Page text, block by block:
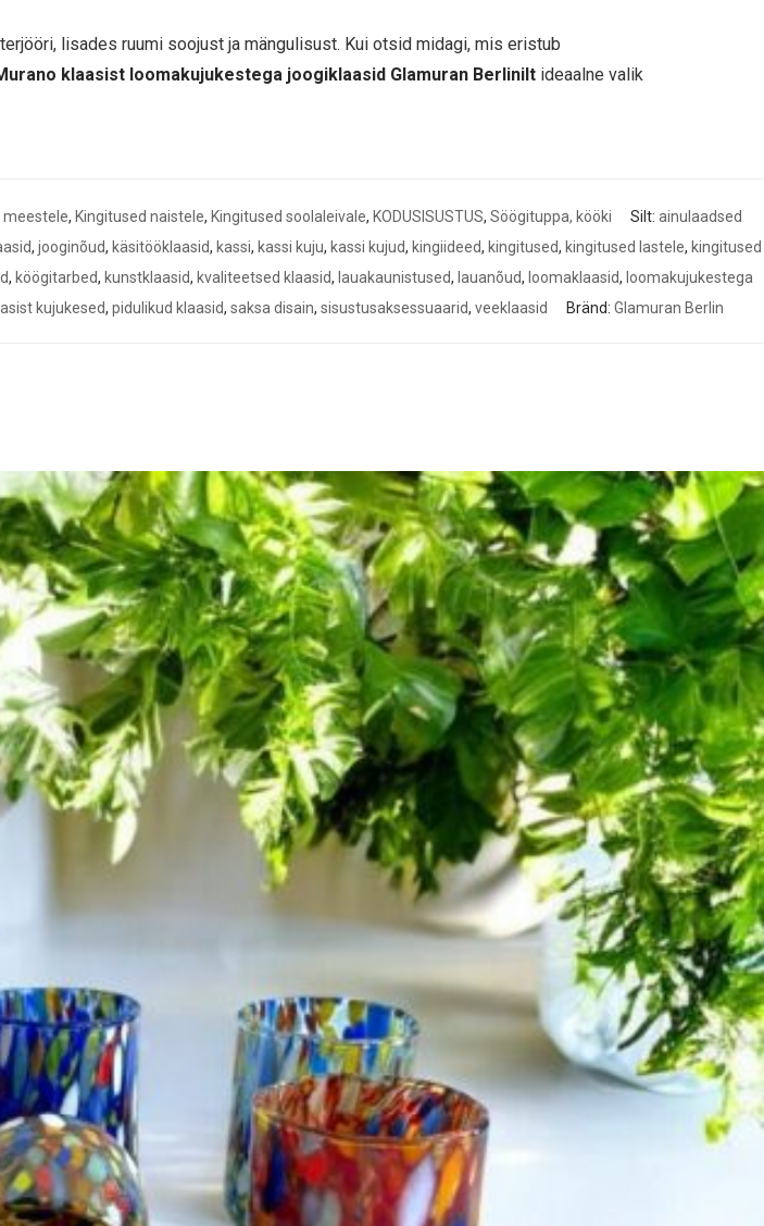
lisades ruumi soojust ja mängulisust. Kui otsid midagi, mis eristub
klaasist loomakujukestega joogiklaasid Glamuran Berlinilt ideaalne valik
meestele, Kingitused naistele, Kingitused soolaleivale, KODUSISUSTUS, Söögituppa, kööki Silt: ainulaadsed
, jooginõud, käsitööklaasid, kassi, kassi kuju, kassi kujud, kingiideed, kingitused, kingitused lastele, kingitused
, köögitarbed, kunstklaasid, kvaliteetsed klaasid, lauakaunistused, lauanõud, loomaklaasid, loomakujukestega
kujukesed, pidulikud klaasid, saksa disain, sisustusaksessuaarid, veeklaasid Bränd: Glamuran Berlin